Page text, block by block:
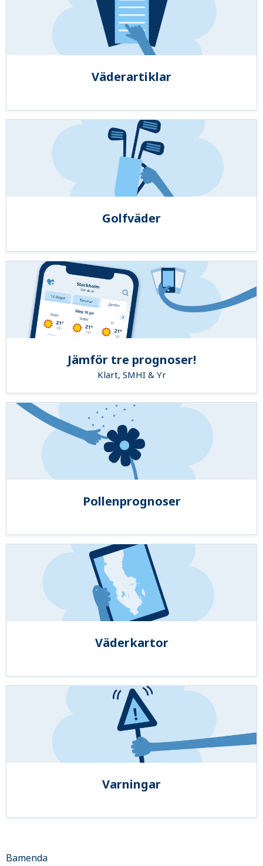
Väderartiklar
Golfväder
Jämför tre prognoser!
Klart, SMHI & Yr
Pollenprognoser
Väderkartor
Varningar
Bamenda